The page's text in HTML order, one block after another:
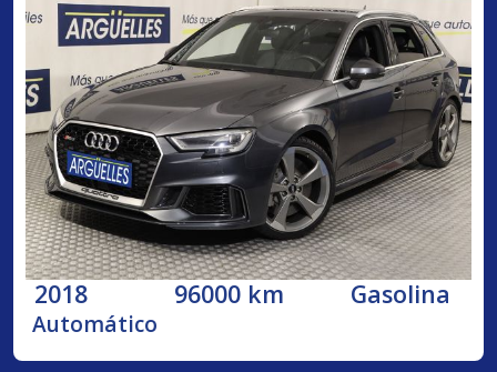
2018 96000 km Gasolina
Automático